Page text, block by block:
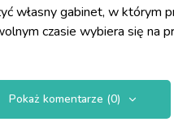
własny gabinet, w którym
czasie wybiera się na
Pokaż komentarze (0)